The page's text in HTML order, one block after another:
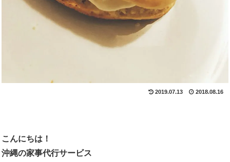
2019.07.13 2018.08.16
こんにちは！
沖縄の家事代行サービス